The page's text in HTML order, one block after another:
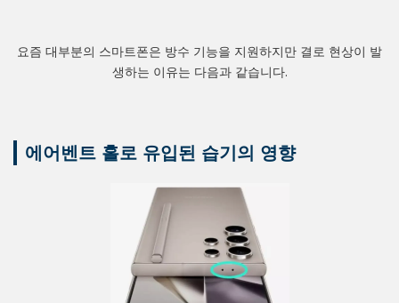
요즘 대부분의 스마트폰은 방수 기능을 지원하지만 결로 현상이 발
생하는 이유는 다음과 같습니다.
에어벤트 홀로 유입된 습기의 영향